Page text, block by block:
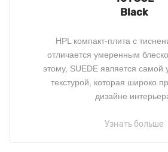
Black
HPL компакт-плита с
отличается умеренным
этому, SUEDE является самой
текстурой, которая широко
дизайне
Узнать больше